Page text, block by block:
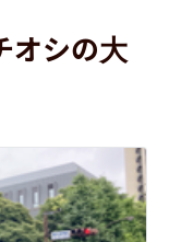
オシの大